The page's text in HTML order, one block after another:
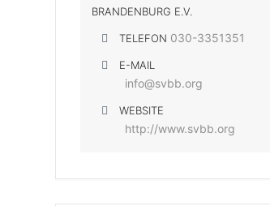
BRANDENBURG E.V.
TELEFON 030-3351351
E-MAIL
info@svbb.org
WEBSITE
http://www.svbb.org